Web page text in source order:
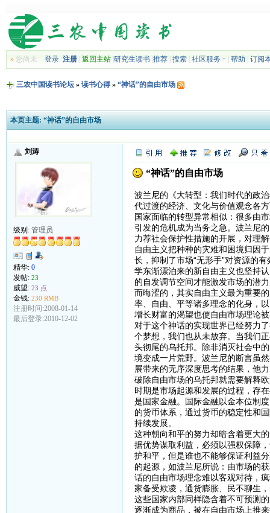
»您尚未 登录 注册| 返回主站| 研究生读书| 推荐| 搜索| 社区服务 帮助 订阅
三农中国读书论坛» 读书心得» “神话”的自由市场
本页主题: “神话”的自由市场
刘涛
级别: 管理员
精华: 0
发帖: 23
威望: 23 点
金钱: 230 RMB
注册时间:2008-01-14
最后登录:2010-12-02
“神话”的自由市场
波兰尼的《大转型：我们时代的政
代过渡的经济、文化与价值观念各
国家面临的转型异常相似：很多由
引发的危机成为当务之急。波兰尼
力荐社会保护性措施的开展，对理
自由主义把种种的灾难和困境归因
长，抑制了市场“无形手”对资源的
学东渐漂泊来的新自由主义也坚持
的自发调节空间才能激发市场的潜
而晦涩的，其实自由主义最为重要
率、自由、平等诸多理念的化身，
增长财富的渴望也使自由市场理论被
对于这个神话的实现世界已经努力
个梦想，我们也从未放弃。当我们
头彻尾的乌托邦。除非消灭社会中
境变成一片荒野。波兰尼的断言虽
展带来的无序深度思考的结果，他
破除自由市场的乌托邦就需要解释
时期是市场起源和发展的过程，存
是国家金融。国际金融以金本位制
的货币体系，通过货币的稳定性和
持续发展。
这种朝向和平的努力却暗含着更大
据优势谋取利益，必须以强权保障
护和平，但是谁也不能够保证利益
的起源，如波兰尼所说：由市场的
话的自由市场理念难以客观对待，
家备受欺凌，通货膨胀、民不聊生
这些国家内部同样隐含着不可预测
逐渐成为商品，被在自由市场上推